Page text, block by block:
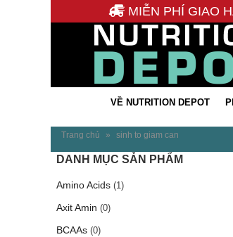
MIỄN PHÍ GIAO
VỀ NUTRITION DEPOT
Trang chủ » sinh to giam can
DANH MỤC SẢN PHẨM
Amino Acids (1)
Axit Amin (0)
BCAAs (0)